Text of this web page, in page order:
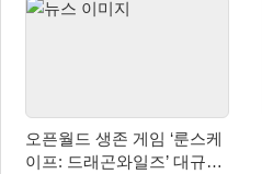
오픈월드 생존 게임 ‘룬스케
이프: 드래곤와일즈’ 대규모